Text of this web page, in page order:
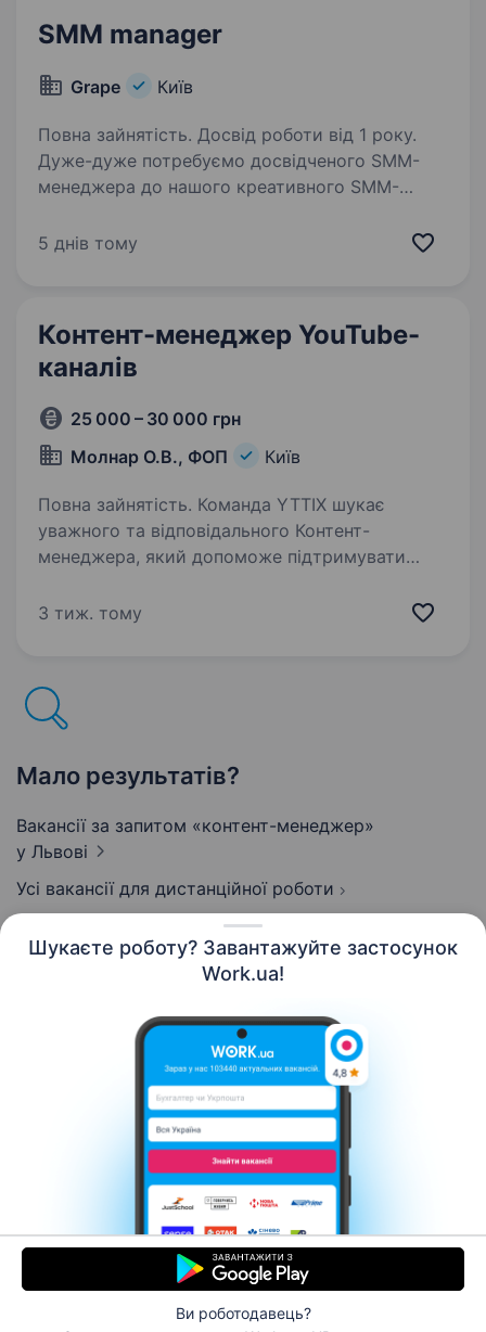
Шукаєте роботу? Завантажуйте застосунок
Work.ua!
Ви роботодавець?
SMM manager
Grape Київ
Повна зайнятість. Досвід роботи від 1 року.
Дуже-дуже потребуємо досвідченого SMM-
менеджера до нашого креативного SMM-
роботи в SMM, особливо на стороні агентства.
5 днів тому
Контент-менеджер YouTube-
каналів
25 000 – 30 000 грн
Молнар О.В., ФОП
Київ
Повна зайнятість. Команда YTTIX шукає
уважного та відповідального Контент-
менеджера, який допоможе підтримувати
каналів. Маєш бажання працювати у сфері
3 тиж. тому
Мало результатів?
Вакансії за запитом «контент-менеджер»
у Львові
Усі вакансії для дистанційної роботи
Контакти Про нас
Кар’єра
Допомога Умови використання